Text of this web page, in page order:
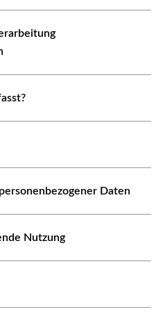
Daten
Nutzung